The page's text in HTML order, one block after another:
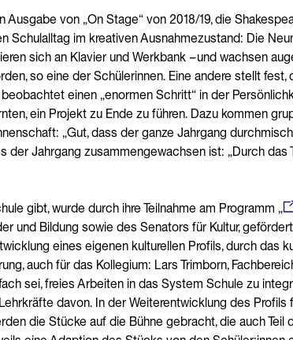
von „On Stage“ von 2018/19, die
Schulalltag im kreativen Ausnahmezustand: Die
sich an Klavier und Werkbank – und wachsen
so eine der Schülerinnen. Eine andere stellt
einen „enormen Schritt“ in der
ein Projekt zu Ende zu führen. Dazu kommen
„Gut, dass der ganze Jahrgang
der Jahrgang zusammengewachsen ist: „Durch
gibt, wurde durch ihre Teilnahme am Programm „
und Bildung sowie des Senators für Kultur,
eines eigenen kulturellen Profils, durch das
auch für das Kollegium: Lars Trimborn,
sei, freies Arbeiten in das System Schule zu
davon. In der Weiterentwicklung des Profils
die Stücke auf die Bühne gebracht, die auch